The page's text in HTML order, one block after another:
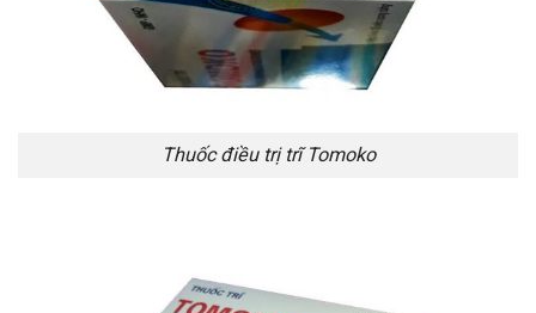
Thuốc điều trị trĩ Tomoko